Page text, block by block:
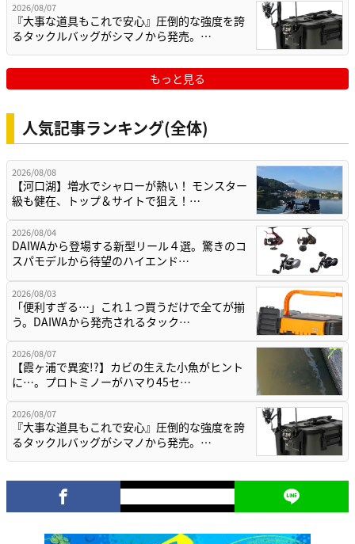
2026/08/07
『大事な道具もこれで安心』圧倒的な強度を誇
るタックルバッグがシマノから発売。…
もっと見る
人気記事ランキング(全体)
2026/08/08
【河口湖】増水でシャローが熱い！ モンスター
級も健在、トップ＆サイトで狙え！…
2026/08/04
DAIWAから登場する新型リール４選。驚きのコ
スパモデルから待望のハイエンド…
2026/08/03
「便利すぎる…」これ１つ買うだけで全てが揃
う。DAIWAから発売されるタック…
2026/08/07
【霞ヶ浦で異変!?】カビの生えた小魚がヒント
に…。プロトミノーがハマり45セ…
2026/08/07
『大事な道具もこれで安心』圧倒的な強度を誇
るタックルバッグがシマノから発売。…